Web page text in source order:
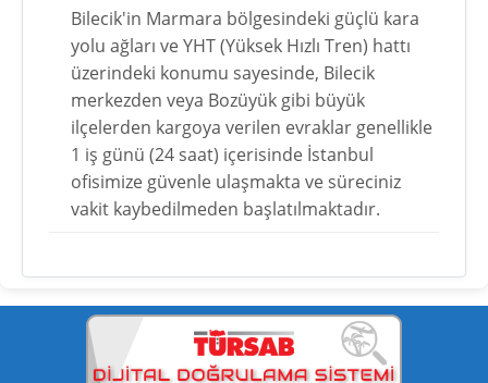
Bilecik'in Marmara bölgesindeki güçlü kara
yolu ağları ve YHT (Yüksek Hızlı Tren) hattı
üzerindeki konumu sayesinde, Bilecik
merkezden veya Bozüyük gibi büyük
ilçelerden kargoya verilen evraklar genellikle
1 iş günü (24 saat) içerisinde İstanbul
ofisimize güvenle ulaşmakta ve süreciniz
vakit kaybedilmeden başlatılmaktadır.